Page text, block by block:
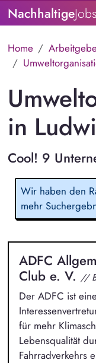
NachhaltigeJobs
Home
in
Cool! 9
Wir haben den
mehr
ADFC
Club e. V. //
Der ADFC ist
für mehr
Lebensqualität
Fahrradverkehrs